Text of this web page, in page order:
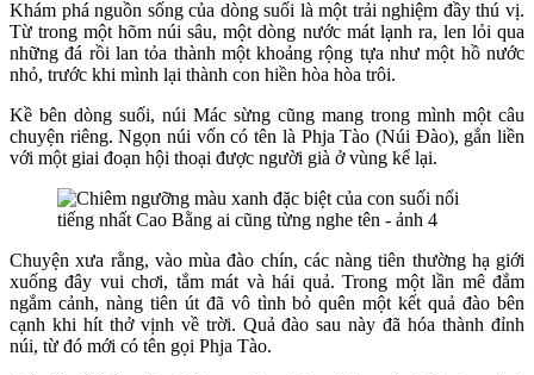
Khám phá nguồn sống của dòng suối là một trải nghiệm đầy thú vị.
Từ trong một hõm núi sâu, một dòng nước mát lạnh ra, len lỏi qua
những đá rồi lan tỏa thành một khoảng rộng tựa như một hồ nước
nhỏ, trước khi mình lại thành con hiền hòa hòa trôi.
Kề bên dòng suối, núi Mác sừng cũng mang trong mình một câu
chuyện riêng. Ngọn núi vốn có tên là Phja Tào (Núi Đào), gắn liền
với một giai đoạn hội thoại được người già ở vùng kể lại.
Chuyện xưa rằng, vào mùa đào chín, các nàng tiên thường hạ giới
xuống đây vui chơi, tắm mát và hái quả. Trong một lần mê đắm
ngắm cảnh, nàng tiên út đã vô tình bỏ quên một kết quả đào bên
cạnh khi hít thở vịnh về trời. Quả đào sau này đã hóa thành đỉnh
núi, từ đó mới có tên gọi Phja Tào.